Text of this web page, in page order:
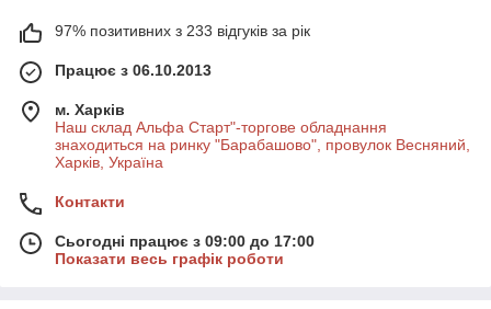
97% позитивних з 233 відгуків за рік
Працює з 06.10.2013
м. Харків
Наш склад Альфа Старт"-торгове обладнання
знаходиться на ринку "Барабашово", провулок Весняний,
Харків, Україна
Контакти
Сьогодні працює з 09:00 до 17:00
Показати весь графік роботи